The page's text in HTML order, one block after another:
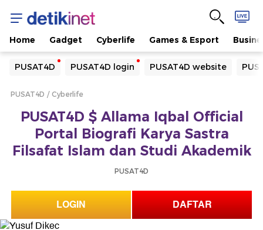
Home Gadget Cyberlife Games & Esport
PUSAT4D PUSAT4D login PUSAT4D website
Yang sedang ramai dicari
Loading...
Loading...
PUSAT4D Cyberlife
PUSAT4D $ Allama Iqbal Official
Portal Biografi Karya Sastra
Filsafat Islam dan Studi Akademik
PUSAT4D
LOGIN DAFTAR